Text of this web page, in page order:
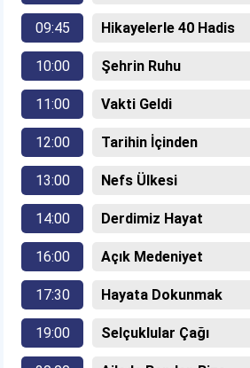
09:45 Hikayelerle 40 Hadis
10:00 Şehrin Ruhu
11:00 Vakti Geldi
12:00 Tarihin İçinden
13:00 Nefs Ülkesi
14:00 Derdimiz Hayat
16:00 Açık Medeniyet
17:30 Hayata Dokunmak
19:00 Selçuklular Çağı